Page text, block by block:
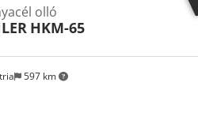
905 mm Anyagtapadás
940 mm Motor teljesítménye:
Magasság: 2030 mm Szélesség:
597 km
olló
HKM-65